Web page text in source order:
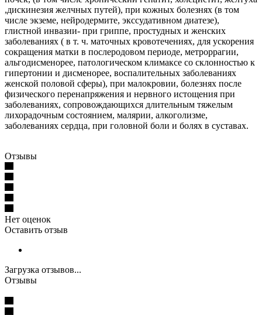
,дискинезия желчных путей), при кожных болезнях (в том
числе экземе, нейродермите, экссудативном диатезе),
глистной инвазии- при гриппе, простудных и женских
заболеваниях ( в т. ч. маточных кровотечениях, для ускорения
сокращения матки в послеродовом периоде, метроррагии,
альгодисменорее, патологическом климаксе со склонностью к
гипертонии и дисменорее, воспалительных заболеваниях
женской половой сферы), при малокровии, болезнях после
физического перенапряжения и нервного истощения при
заболеваниях, сопровождающихся длительным тяжелым
лихорадочным состоянием, малярии, алкоголизме,
заболеваниях сердца, при головной боли и болях в суставах.
Отзывы
Нет оценок
Оставить отзыв
Загрузка отзывов...
Отзывы